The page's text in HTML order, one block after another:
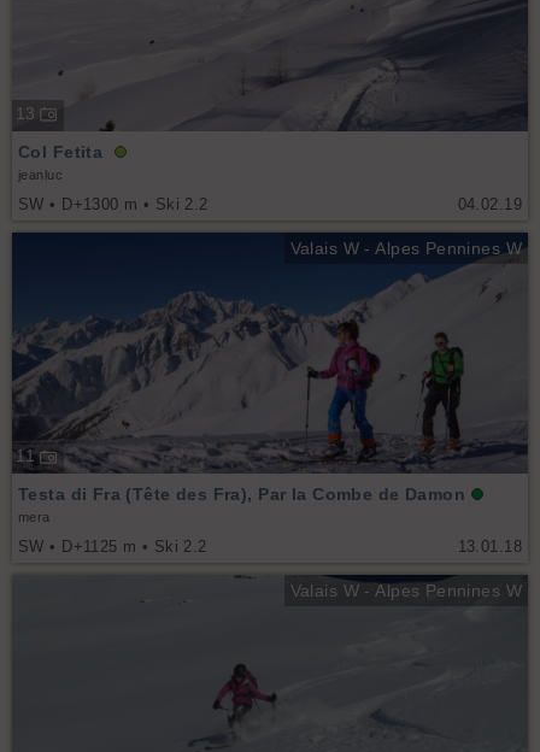
13
04.02.19
Col Fetita
jeanluc
SW • D+1300 m • Ski 2.2
Valais W - Alpes Pennines W
11
13.01.18
Testa di Fra (Tête des Fra), Par la Combe de Damon
mera
SW • D+1125 m • Ski 2.2
Valais W - Alpes Pennines W